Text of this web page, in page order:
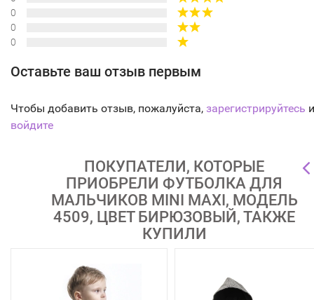
0
0
0
Оставьте ваш отзыв первым
Чтобы добавить отзыв, пожалуйста, зарегистрируйтесь
войдите
ПОКУПАТЕЛИ, КОТОРЫЕ
ПРИОБРЕЛИ ФУТБОЛКА ДЛЯ
МАЛЬЧИКОВ MINI MAXI, МОДЕЛЬ
4509, ЦВЕТ БИРЮЗОВЫЙ, ТАКЖЕ
КУПИЛИ